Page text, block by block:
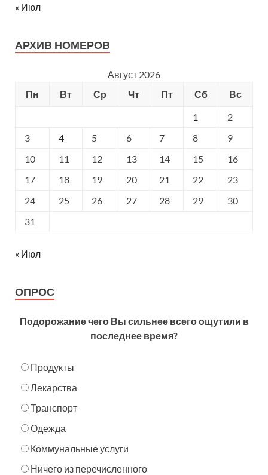
« Июл
АРХИВ НОМЕРОВ
Август 2026
Пн
Вт Ср Чт Пт Сб
Вс
1
2
3
4 5 6 7 8
9
10
11 12 13 14 15
16
17
18 19 20 21 22
23
24
25 26 27 28 29
30
31
« Июл
ОПРОС
Подорожание чего Вы сильнее всего ощутили в
последнее время?
Продукты
Лекарства
Транспорт
Одежда
Коммунальные услуги
Ничего из перечисленного